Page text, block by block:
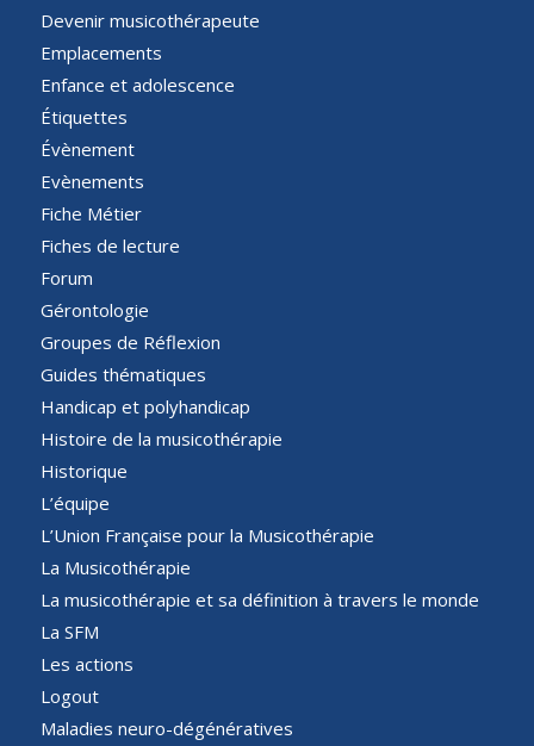
Devenir musicothérapeute
Emplacements
Enfance et adolescence
Étiquettes
Évènement
Evènements
Fiche Métier
Fiches de lecture
Forum
Gérontologie
Groupes de Réflexion
Guides thématiques
Handicap et polyhandicap
Histoire de la musicothérapie
Historique
L’équipe
L’Union Française pour la Musicothérapie
La Musicothérapie
La musicothérapie et sa définition à travers le monde
La SFM
Les actions
Logout
Maladies neuro-dégénératives